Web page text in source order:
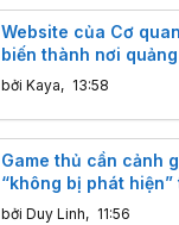
Website của Cơ
biến thành nơi
bởi Kaya, 13:58
Game thủ cần cảnh
“không bị phát
độc đánh cắp dữ liệu
bởi Duy Linh, 11:56